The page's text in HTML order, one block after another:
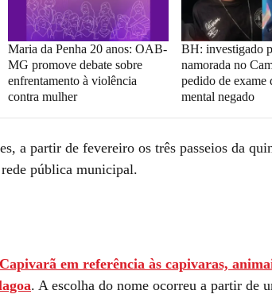
Maria da Penha 20 anos: OAB-
MG promove debate sobre
enfrentamento à violência
contra mulher
BH: investigado
namorada no
pedido de exame
mental negado
a partir de fevereiro os três passeios da
pública municipal.
em referência às capivaras,
. A escolha do nome ocorreu a partir de